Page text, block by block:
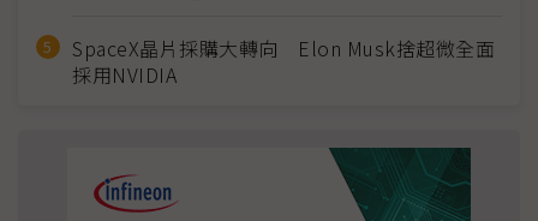
SpaceX晶片採購大轉向 Elon Musk捨超微全面
採用NVIDIA